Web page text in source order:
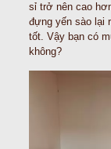
sỉ trở nên cao
đựng yến sào lại
tốt. Vậy bạn có
không?